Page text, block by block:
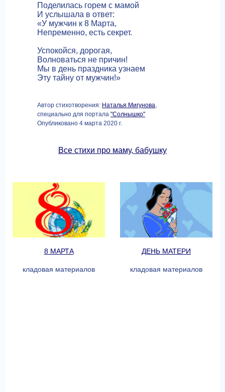
Поделилась горем с мамой
И услышала в ответ:
«У мужчин к 8 Марта,
Непременно, есть секрет.
Успокойся, дорогая,
Волноваться не причин!
Мы в день праздника узнаем
Эту тайну от мужчин!»
Автор стихотворения: Наталья Мигунова
специально для портала "Солнышко"
Опубликовано 4 марта 2020 г.
Все стихи про маму, бабушку
8 МАРТА
кладовая материалов
ДЕНЬ МАТЕРИ
кладовая материалов